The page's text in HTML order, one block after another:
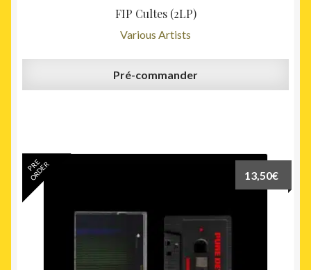
FIP Cultes (2LP)
Various Artists
Pré-commander
13,50€
PRE
ORDER